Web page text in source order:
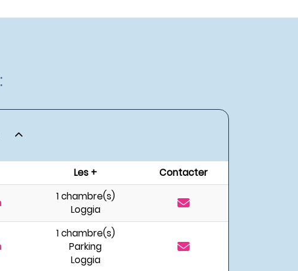
Les + Contacter
1 chambre(s)
Loggia
1 chambre(s)
Parking
Loggia